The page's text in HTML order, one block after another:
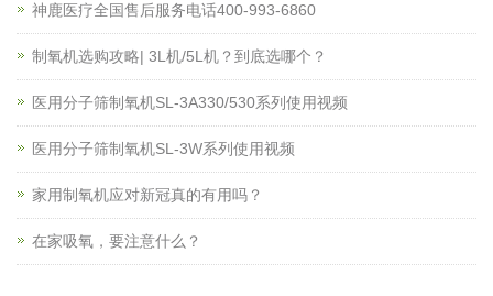
神鹿医疗全国售后服务电话400-993-6860
制氧机选购攻略| 3L机/5L机？到底选哪个？
医用分子筛制氧机SL-3A330/530系列使用视频
医用分子筛制氧机SL-3W系列使用视频
家用制氧机应对新冠真的有用吗？
在家吸氧，要注意什么？